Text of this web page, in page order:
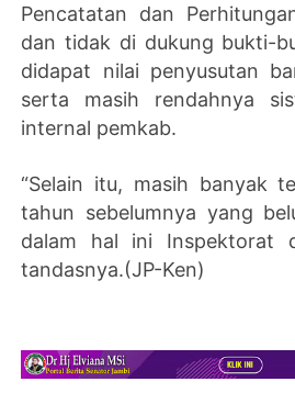
Pencatatan dan
dan tidak di dukung bukti-
didapat nilai penyusutan
serta masih rendahnya
internal pemkab.
“Selain itu, masih banyak
tahun sebelumnya yang
dalam hal ini Inspektorat
tandasnya.(JP-Ken)